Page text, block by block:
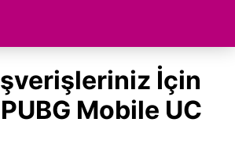
İçin
Mobile UC